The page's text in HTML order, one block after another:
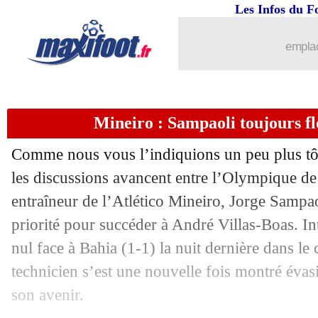
Les Infos du
Mineiro : Sampaoli toujours
Comme nous vous l’indiquions un peu plus
les discussions avancent entre l’Olympique
entraîneur de l’Atlético Mineiro, Jorge
priorité pour succéder à André Villas-Boas.
nul face à Bahia (1-1) la nuit dernière dans le
technicien s’est une nouvelle fois montré
son avenir.
: Angers 1-3 Nantes (fini)
14/02 L1: Metz 1-2 Strasbourg (fini)
14/02 L1: Dijon 0-2 Nîmes (fini)
14/02 Ita.: l'Atalanta sur le fil !
14/02 Ang. : United perd des plumes...
14/02 Barça: l'incroyable stat de Messi
14/02 L1: Lille-Brest, les compos